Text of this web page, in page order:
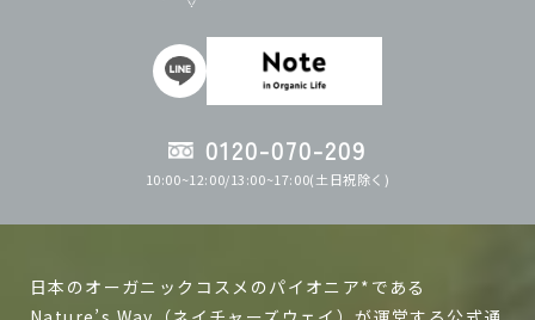
0120-070-209
10:00~12:00/13:00~17:00(土日祝除く)
日本のオーガニックコスメのパイオニア*である